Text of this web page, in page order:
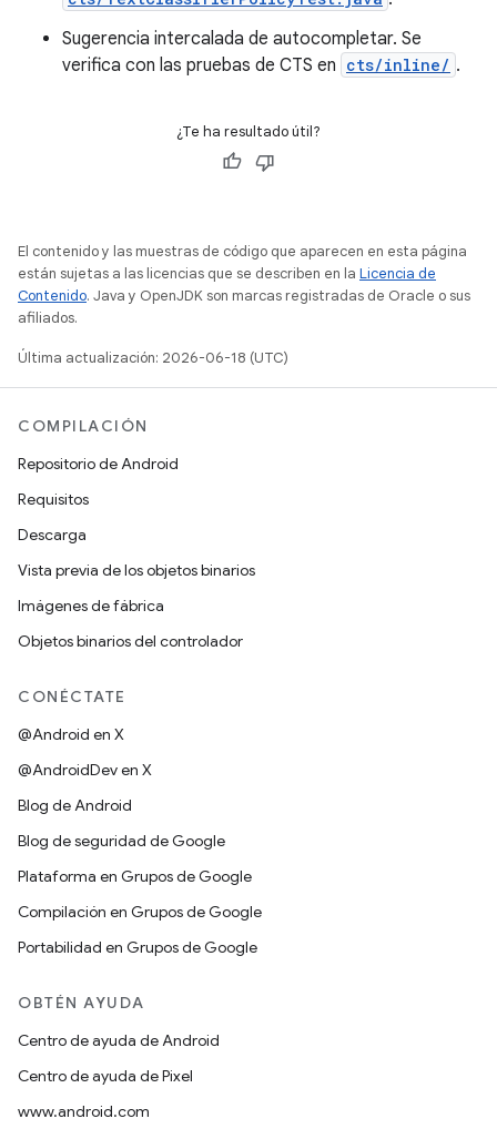
Sugerencia intercalada de autocompletar. Se
verifica con las pruebas de CTS en cts/inline/ .
¿Te ha resultado útil?
El contenido y las muestras de código que aparecen en esta página
están sujetas a las licencias que se describen en la Licencia de
Contenido. Java y OpenJDK son marcas registradas de Oracle o sus
afiliados.
Última actualización: 2026-06-18 (UTC)
COMPILACIÓN
Repositorio de Android
Requisitos
Descarga
Vista previa de los objetos binarios
Imágenes de fábrica
Objetos binarios del controlador
CONÉCTATE
@Android en X
@AndroidDev en X
Blog de Android
Blog de seguridad de Google
Plataforma en Grupos de Google
Compilación en Grupos de Google
Portabilidad en Grupos de Google
OBTÉN AYUDA
Centro de ayuda de Android
Centro de ayuda de Pixel
www.android.com